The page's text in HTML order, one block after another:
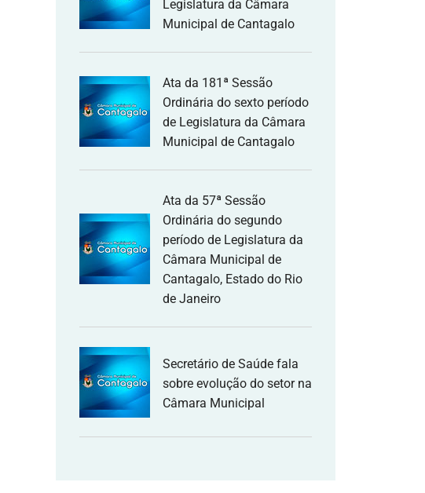
Legislatura da Câmara
Municipal de Cantagalo
Ata da 181ª Sessão
Ordinária do sexto período
de Legislatura da Câmara
Municipal de Cantagalo
Ata da 57ª Sessão
Ordinária do segundo
período de Legislatura da
Câmara Municipal de
Cantagalo, Estado do Rio
de Janeiro
Secretário de Saúde fala
sobre evolução do setor na
Câmara Municipal